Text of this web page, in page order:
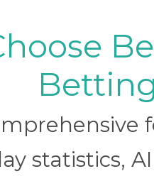
statistics,